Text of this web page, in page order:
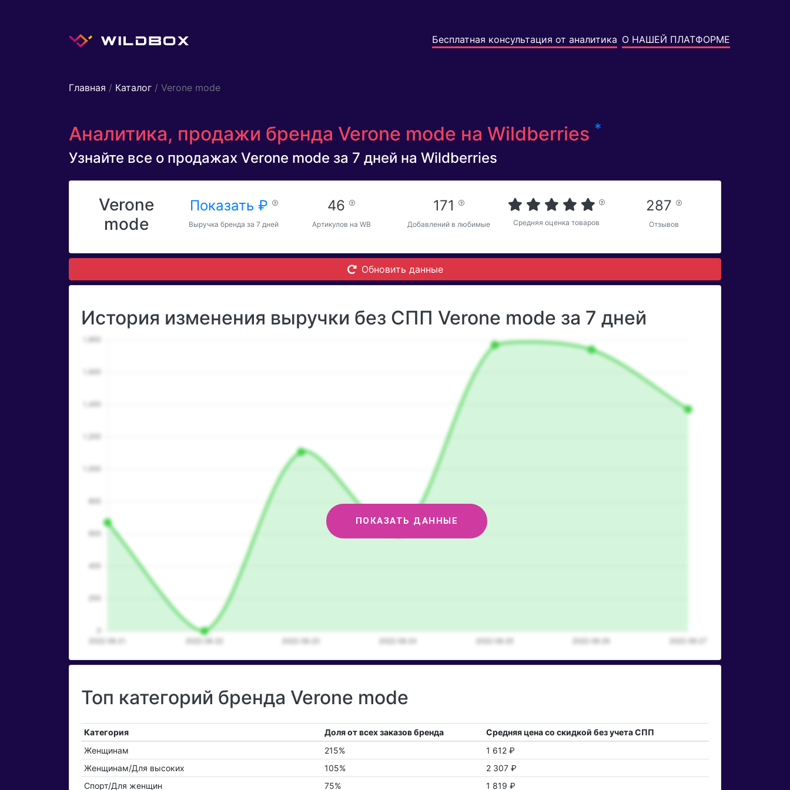
Бесплатная консультация от аналитика О НАШЕЙ ПЛАТФОРМЕ
Главная / Каталог / Verone mode
Аналитика, продажи бренда Verone mode на Wildberries *
Узнайте все о продажах Verone mode за 7 дней на Wildberries
Verone
mode
Показать ₽
Выручка бренда за 7 дней
46
Артикулов на WB
171
Добавлений в любимые Средняя оценка товаров
287
Отзывов
Обновить данные
История изменения выручки без СПП Verone mode за 7 дней
ПОКАЗАТЬ ДАННЫЕ
Топ категорий бренда Verone mode
Категория Доля от всех заказов бренда
Средняя цена со скидкой без учета СПП
Женщинам
215%
1 612 ₽
Женщинам/Для высоких
105%
2 307 ₽
Спорт/Для женщин
75% 1 819 ₽